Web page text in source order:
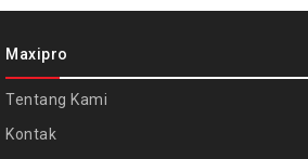
Maxipro
Tentang Kami
Kontak